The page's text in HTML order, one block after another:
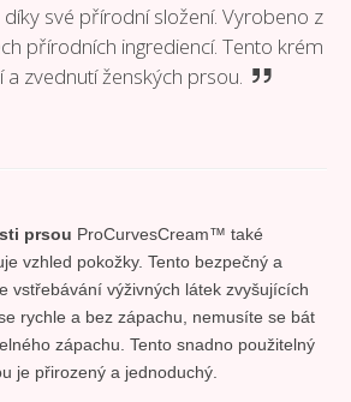
své přírodní složení. Vyrobeno z
přírodních ingrediencí. Tento krém
a zvednutí ženských prsou.
prsou ProCurvesCream™ také
vzhled pokožky. Tento bezpečný a
vstřebávání výživných látek zvyšujících
rychle a bez zápachu, nemusíte se bát
zápachu. Tento snadno použitelný
je přirozený a jednoduchý.